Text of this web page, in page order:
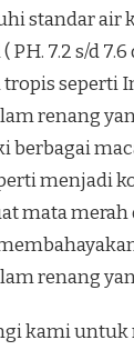
standar air
7.2 s/d 7.6
seperti
renang
berbagai
menjadi
mata merah
renang
kami